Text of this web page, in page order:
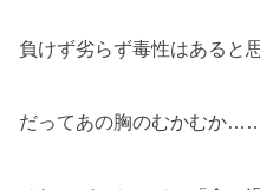
負けず劣らず毒性はあると
だってあの胸のむかむか